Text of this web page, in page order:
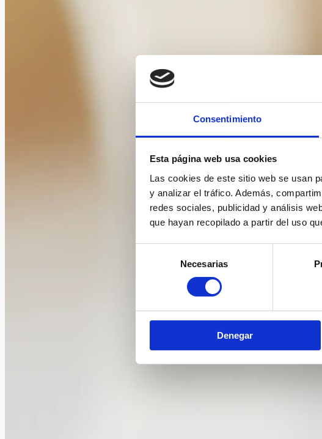
Consentimiento
Esta página web usa cookies
Las cookies de este sitio web se usan
y analizar el tráfico. Además,
redes sociales, publicidad y análisis
que hayan recopilado a partir del uso
consentimiento
Necesarias
Denegar